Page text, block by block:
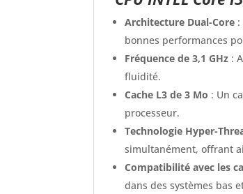
Architecture Dual-Core
bonnes performances
Fréquence de 3,1 GHz :
fluidité.
Cache L3 de 3 Mo : Un
processeur.
Technologie Hyper-
simultanément, offrant
Compatibilité avec les
dans des systèmes bas